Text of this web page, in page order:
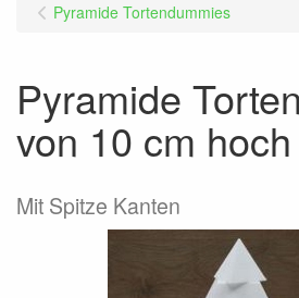
Pyramide Tortendummies
Pyramide
von 10 cm hoch
Mit Spitze Kanten